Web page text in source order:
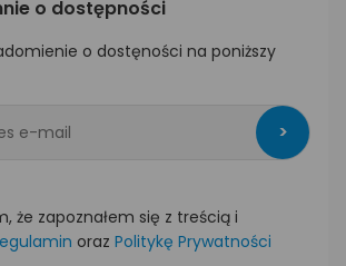
o dostępności
o dostęności na poniższy
>
że zapoznałem się z treścią i
oraz Politykę Prywatności